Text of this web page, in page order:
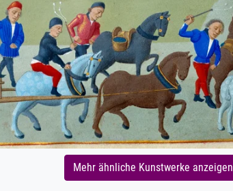
Mehr ähnliche Kunstwerke anzeigen